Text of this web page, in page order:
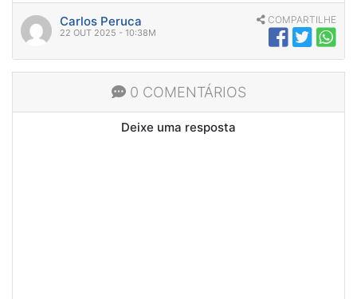
Carlos Peruca
22 OUT 2025 - 10:38M
COMPARTILHE
0 COMENTÁRIOS
Deixe uma resposta